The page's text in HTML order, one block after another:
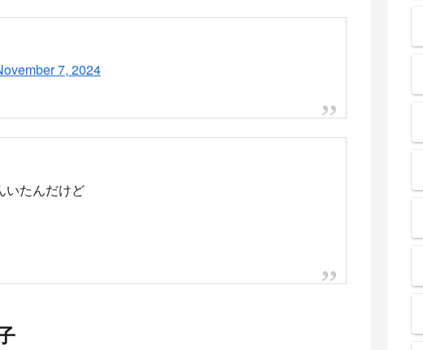
袋～和光市駅間の運転を見合わせています。
運行情報のページです。このページでは、日本国内の主要な